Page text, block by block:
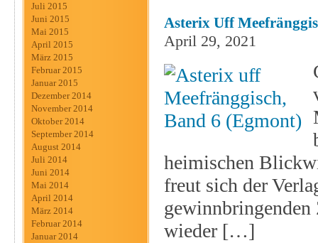
Juli 2015
Juni 2015
Mai 2015
April 2015
März 2015
Februar 2015
Januar 2015
Dezember 2014
November 2014
Oktober 2014
September 2014
August 2014
Juli 2014
Juni 2014
Mai 2014
April 2014
März 2014
Februar 2014
Januar 2014
Asterix Uff
April 29, 2021
heimischen
freut sich der
wieder […]